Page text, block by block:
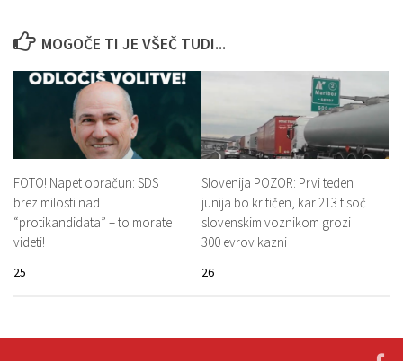
MOGOČE TI JE VŠEČ TUDI...
FOTO! Napet obračun: SDS
brez milosti nad
“protikandidata” – to morate
videti!
25
Slovenija POZOR: Prvi teden
junija bo kritičen, kar 213 tisoč
slovenskim voznikom grozi
300 evrov kazni
26